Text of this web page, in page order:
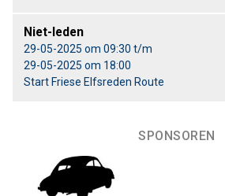
Niet-leden
29-05-2025 om 09:30 t/m
29-05-2025 om 18:00
Start Friese Elfsreden Route
SPONSOREN